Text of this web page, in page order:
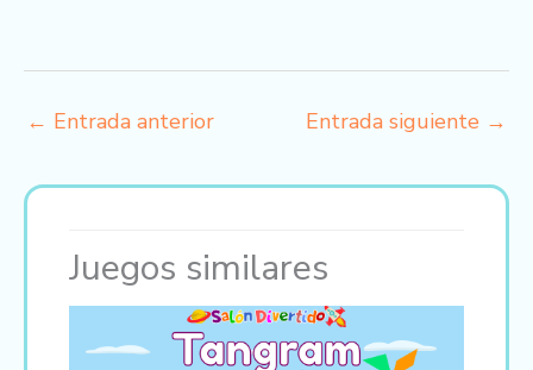
← Entrada anterior Entrada siguiente →
Juegos similares